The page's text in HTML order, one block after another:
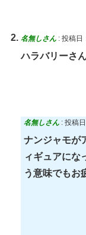
名無しさん : 投稿日
ハラバリーさ
名無しさん : 投稿
ナンジャモが
ィギュアにな
う意味でもお